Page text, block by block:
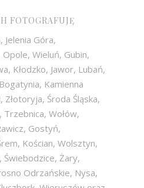
FOTOGRAFUJĘ
Jelenia Góra,
Wieluń, Gubin,
Kłodzko, Jawor, Lubań,
Kamienna
Złotoryja, Środa Śląska,
Trzebnica, Wołów,
Gostyń,
Kościan, Wolsztyn,
Żary,
Odrzańskie, Nysa,